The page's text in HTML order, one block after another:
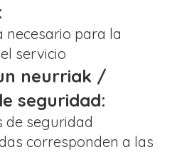
necesario para la
servicio
neurriak /
seguridad:
de seguridad
corresponden a las